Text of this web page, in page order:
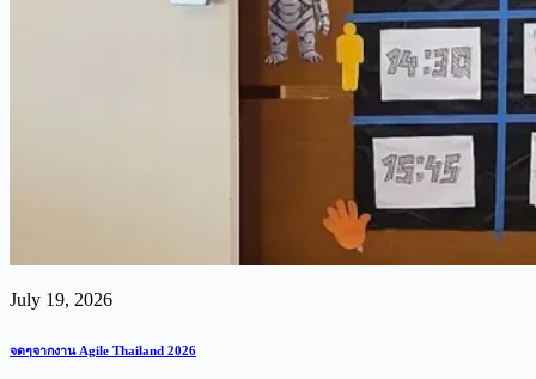
July 19, 2026
จดๆจากงาน Agile Thailand 2026